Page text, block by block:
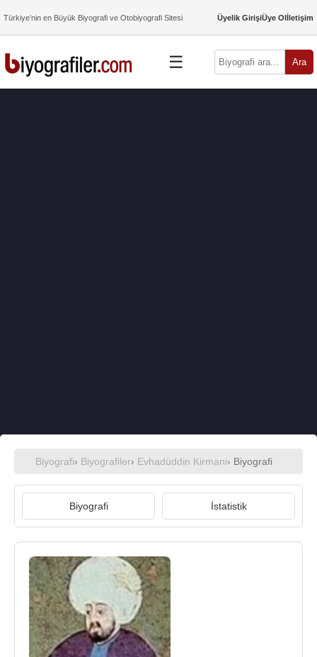
Türkiye’nin en Büyük Biyografi ve Otobiyografi Sitesi Üyelik GirişiÜye Olİletişim
☰ Ara
Biyografi› Biyografiler› Evhadüddin Kirmani› Biyografi
Biyografi İstatistik